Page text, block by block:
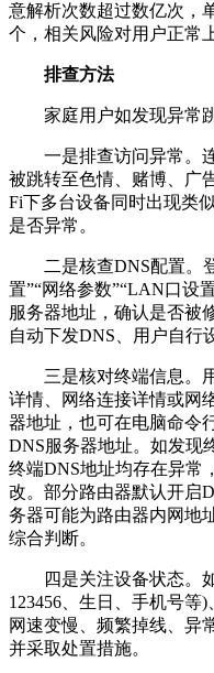
意解析次数超过数亿次，
个，相关风险对用户正常
排查方法
家庭用户如发现异常跳
一是排查访问异常。连
被跳转至色情、赌博、广
Fi下多台设备同时出现类
是否异常。
二是核查DNS配置。登
置”“网络参数”“LAN口设
服务器地址，确认是否被
自动下发DNS、用户自行
三是核对终端信息。用
详情、网络连接详情或网
器地址，也可在电脑命令
DNS服务器地址。如发现
终端DNS地址均存在异常
改。部分路由器默认开启
务器可能为路由器内网地
综合判断。
四是关注设备状态。如
123456、生日、手机号等
网速变慢、频繁掉线、异
并采取处置措施。